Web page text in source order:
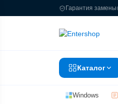
Гарантия замены
Каталог
Windows